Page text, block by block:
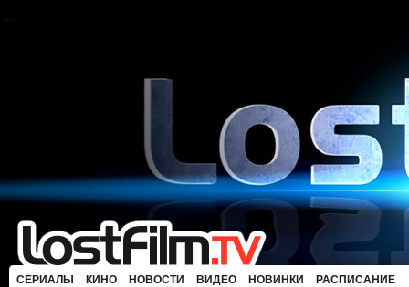
СЕРИАЛЫ КИНО НОВОСТИ ВИДЕО НОВИНКИ РАСПИСАНИЕ